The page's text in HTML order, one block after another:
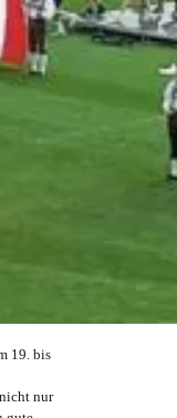
19. bis
nur